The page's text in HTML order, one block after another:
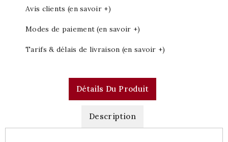
Avis clients (en savoir +)
Modes de paiement (en savoir +)
Tarifs & délais de livraison (en savoir +)
Détails Du Produit
Description